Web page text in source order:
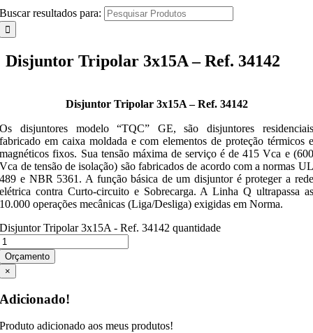
Buscar resultados para:
Disjuntor Tripolar 3x15A – Ref. 34142
Disjuntor Tripolar 3x15A – Ref. 34142
Os disjuntores modelo “TQC” GE, são disjuntores residenciais
fabricado em caixa moldada e com elementos de proteção térmicos e
magnéticos fixos. Sua tensão máxima de serviço é de 415 Vca e (600
Vca de tensão de isolação) são fabricados de acordo com a normas UL
489 e NBR 5361. A função básica de um disjuntor é proteger a rede
elétrica contra Curto-circuito e Sobrecarga. A Linha Q ultrapassa as
10.000 operações mecânicas (Liga/Desliga) exigidas em Norma.
Disjuntor Tripolar 3x15A - Ref. 34142 quantidade
Orçamento
×
Adicionado!
Produto adicionado aos meus produtos!